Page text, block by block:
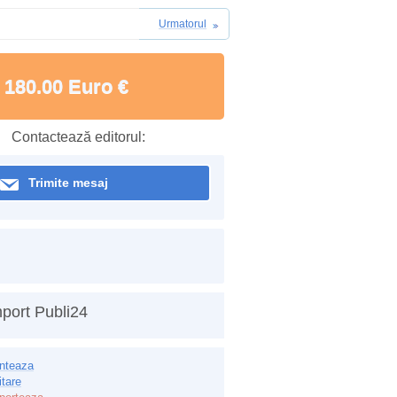
Urmatorul
180.00 Euro €
Contactează editorul:
Trimite mesaj
Publi24